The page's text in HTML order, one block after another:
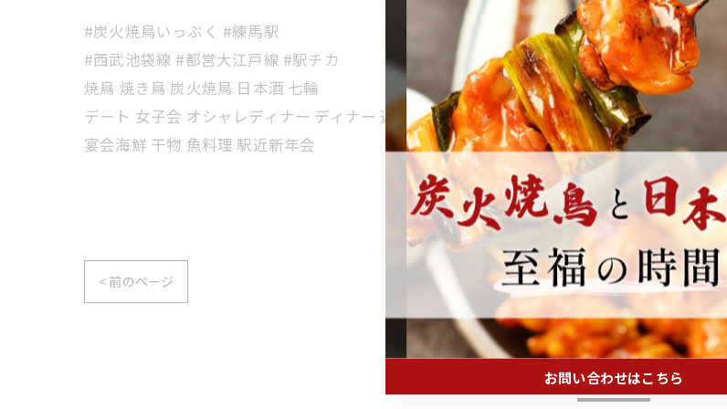
#炭火焼鳥いっぷく #練馬駅
#西武池袋線 #都営大江戸線 #駅チカ
焼鳥 焼き鳥 炭火焼鳥 日本酒 七輪
デート 女子会 オシャレディナー ディナー 近くの居酒屋 会食 接待
宴会海鮮 干物 魚料理 駅近新年会
< 前のページ 一覧に戻る
関連タグ
お問い合わせはこちら